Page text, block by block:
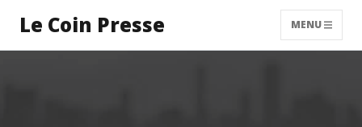
Le Coin Presse MENU